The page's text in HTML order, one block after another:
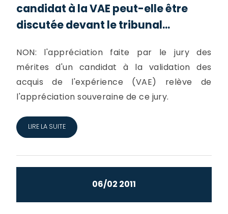
candidat à la VAE peut-elle être
discutée devant le tribunal...
NON: l'appréciation faite par le jury des
mérites d'un candidat à la validation des
acquis de l'expérience (VAE) relève de
l'appréciation souveraine de ce jury.
LIRE LA SUITE
06/02 2011